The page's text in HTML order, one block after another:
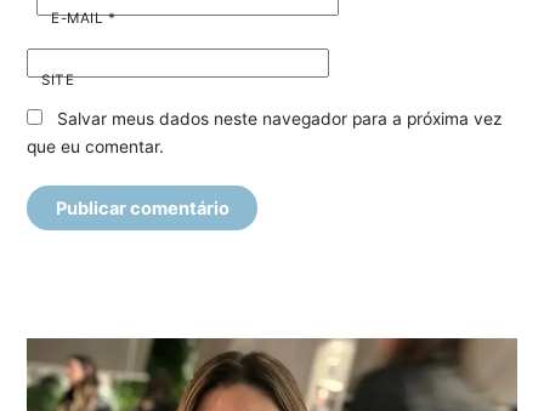
E-MAIL*
SITE
Salvar meus dados neste navegador para a próxima vez
que eu comentar.